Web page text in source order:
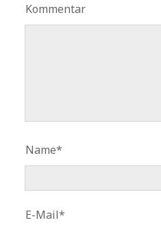
Kommentar
Name*
E-Mail*